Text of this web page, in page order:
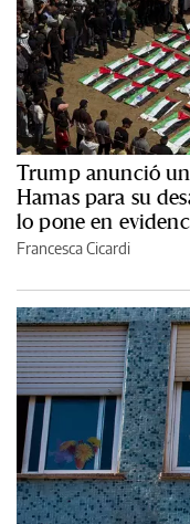
Trump anunció
Hamas para su
lo pone en
Francesca Cicardi